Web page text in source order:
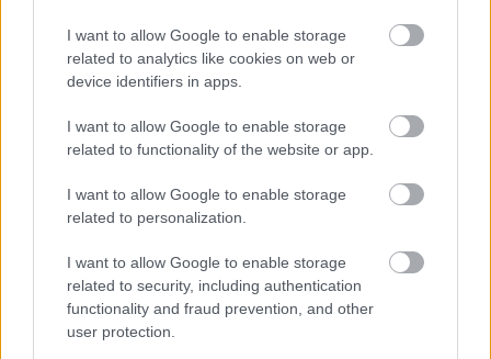
I want to allow Google to enable storage
related to analytics like cookies on web or
device identifiers in apps.
I want to allow Google to enable storage
related to functionality of the website or app.
I want to allow Google to enable storage
related to personalization.
I want to allow Google to enable storage
related to security, including authentication
functionality and fraud prevention, and other
user protection.
A dorogi tulaj házon belül intézte
8 hónapnyi közös munka és 29 szerzett pont után
menesztették a 14. helyezett Dorog vezetőedzőjét,